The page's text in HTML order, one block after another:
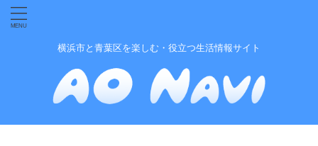
横浜市と青葉区を楽しむ・役立つ生活情報サイト